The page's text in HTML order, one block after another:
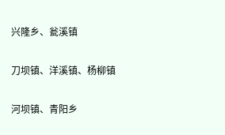
兴隆乡、瓮溪镇
刀坝镇、洋溪镇、杨柳镇
河坝镇、青阳乡